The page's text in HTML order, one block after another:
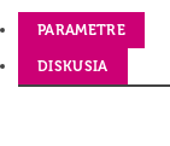
PARAMETRE
DISKUSIA